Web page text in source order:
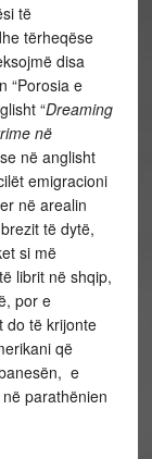
të
tërheqëse
disa
“Porosia e
“Dreaming
në
në anglisht
emigracioni
në arealin
të dytë,
si më
librit në shqip,
por e
do të krijonte
që
e
parathënien